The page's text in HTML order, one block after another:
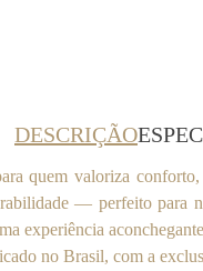
DESCRIÇÃO
quem valoriza
— perfeito para
experiência
no Brasil, com a